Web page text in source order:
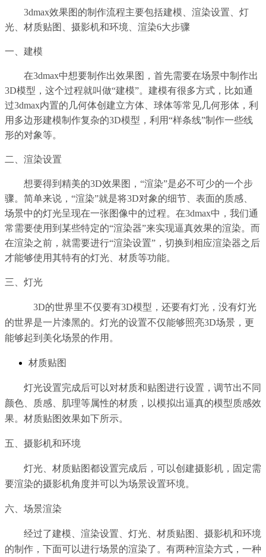
3dmax效果图的制作流程主要包括建模、渲染设置、灯
光、材质贴图、摄影机和环境、渲染6大步骤
一、建模
在3dmax中想要制作出效果图，首先需要在场景中制作出
3D模型，这个过程就叫做“建模”。建模有很多方式，比如通
过3dmax内置的几何体创建立方体、球体等常见几何形体，利
用多边形建模制作复杂的3D模型，利用“样条线”制作一些线
形的对象等。
二、渲染设置
想要得到精美的3D效果图，“渲染”是必不可少的一个步
骤。简单来说，“渲染”就是将3D对象的细节、表面的质感、
场景中的灯光呈现在一张图像中的过程。在3dmax中，我们通
常需要使用到某些特定的“渲染器”来实现逼真效果的渲染。而
在渲染之前，就需要进行“渲染设置”，切换到相应渲染器之后
才能够使用其特有的灯光、材质等功能。
三、灯光
3D的世界里不仅要有3D模型，还要有灯光，没有灯光
的世界是一片漆黑的。灯光的设置不仅能够照亮3D场景，更
能够起到美化场景的作用。
材质贴图
灯光设置完成后可以对材质和贴图进行设置，调节出不同
颜色、质感、肌理等属性的材质，以模拟出逼真的模型质感效
果。材质贴图效果如下所示。
五、摄影机和环境
灯光、材质贴图都设置完成后，可以创建摄影机，固定需
要渲染的摄影机角度并可以为场景设置环境。
六、场景渲染
经过了建模、渲染设置、灯光、材质贴图、摄影机和环境
的制作，下面可以进行场景的渲染了。有两种渲染方式，一种